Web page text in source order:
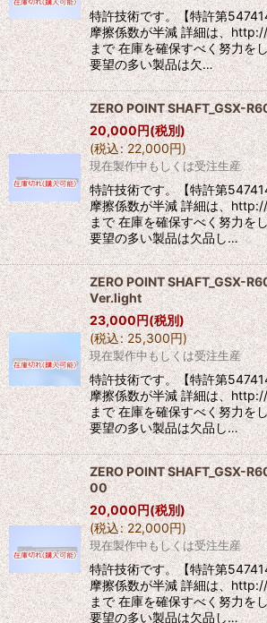
特許技術です。【特許第
摩擦係数が半減 詳細は、
まで 在庫を確保すべく努力を
要望の多い製品は欠…
ZERO POINT SHAFT_GSX-
20,000円(税別)
(税込: 22,000円)
現在製作中もしくは受注生産
特許技術です。【特許第
摩擦係数が半減 詳細は、
まで 在庫を確保すべく努力を
要望の多い製品は欠品し…
ZERO POINT SHAFT_GSX-
Ver.light
23,000円(税別)
(税込: 25,300円)
現在製作中もしくは受注生産
特許技術です。【特許第
摩擦係数が半減 詳細は、
まで 在庫を確保すべく努力を
要望の多い製品は欠品し…
ZERO POINT SHAFT_GSX-
00
20,000円(税別)
(税込: 22,000円)
現在製作中もしくは受注生産
特許技術です。【特許第
摩擦係数が半減 詳細は、
まで 在庫を確保すべく努力を
要望の多い製品は欠品し…